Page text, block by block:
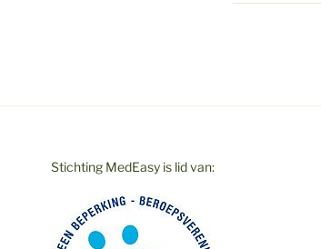
Stichting MedEasy is lid van: